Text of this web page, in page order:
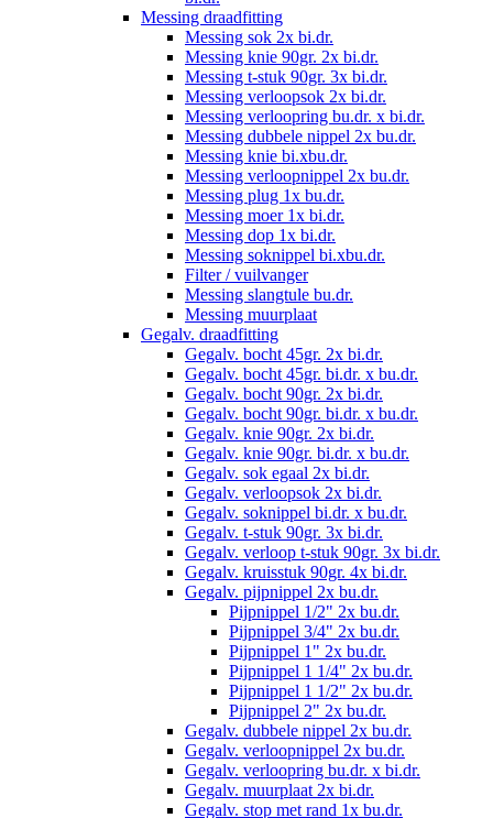
Messing draadfitting
Messing sok 2x bi.dr.
Messing knie 90gr. 2x bi.dr.
Messing t-stuk 90gr. 3x bi.dr.
Messing verloopsok 2x bi.dr.
Messing verloopring bu.dr. x bi.dr.
Messing dubbele nippel 2x bu.dr.
Messing knie bi.xbu.dr.
Messing verloopnippel 2x bu.dr.
Messing plug 1x bu.dr.
Messing moer 1x bi.dr.
Messing dop 1x bi.dr.
Messing soknippel bi.xbu.dr.
Filter / vuilvanger
Messing slangtule bu.dr.
Messing muurplaat
Gegalv. draadfitting
Gegalv. bocht 45gr. 2x bi.dr.
Gegalv. bocht 45gr. bi.dr. x bu.dr.
Gegalv. bocht 90gr. 2x bi.dr.
Gegalv. bocht 90gr. bi.dr. x bu.dr.
Gegalv. knie 90gr. 2x bi.dr.
Gegalv. knie 90gr. bi.dr. x bu.dr.
Gegalv. sok egaal 2x bi.dr.
Gegalv. verloopsok 2x bi.dr.
Gegalv. soknippel bi.dr. x bu.dr.
Gegalv. t-stuk 90gr. 3x bi.dr.
Gegalv. verloop t-stuk 90gr. 3x bi.dr.
Gegalv. kruisstuk 90gr. 4x bi.dr.
Gegalv. pijpnippel 2x bu.dr.
Pijpnippel 1/2" 2x bu.dr.
Pijpnippel 3/4" 2x bu.dr.
Pijpnippel 1" 2x bu.dr.
Pijpnippel 1 1/4" 2x bu.dr.
Pijpnippel 1 1/2" 2x bu.dr.
Pijpnippel 2" 2x bu.dr.
Gegalv. dubbele nippel 2x bu.dr.
Gegalv. verloopnippel 2x bu.dr.
Gegalv. verloopring bu.dr. x bi.dr.
Gegalv. muurplaat 2x bi.dr.
Gegalv. stop met rand 1x bu.dr.